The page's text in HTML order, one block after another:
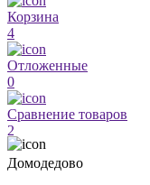
Корзина
4
Отложенные
0
Сравнение товаров
2
Домодедово